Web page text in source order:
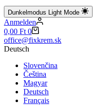
Dunkelmodus Light Mode
Anmelden
Warenkorb
0,00 Ft 0
office@fixkrem.sk
Deutsch
Slovenčina
Čeština
Magyar
Deutsch
Français